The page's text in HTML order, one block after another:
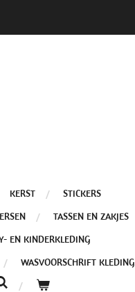
KERST
STICKERS
TASSEN EN ZAKJES
EN KINDERKLEDING
WASVOORSCHRIFT KLEDING